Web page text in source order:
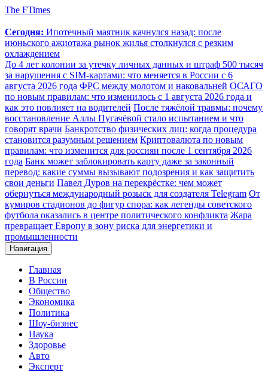
The FTimes
Сегодня: Ипотечный маятник качнулся назад: после
июньского ажиотажа рынок жилья столкнулся с резким
охлаждением
До 4 лет колонии за утечку личных данных и штраф 500 тысяч
за нарушения с SIM-картами: что меняется в России с 6
августа 2026 года ФРС между молотом и наковальней ОСАГО
по новым правилам: что изменилось с 1 августа 2026 года и
как это повлияет на водителей После тяжёлой травмы: почему
восстановление Аллы Пугачёвой стало испытанием и что
говорят врачи Банкротство физических лиц: когда процедура
становится разумным решением Криптовалюта по новым
правилам: что изменится для россиян после 1 сентября 2026
года Банк может заблокировать карту даже за законный
перевод: какие суммы вызывают подозрения и как защитить
свои деньги Павел Дуров на перекрёстке: чем может
обернуться международный розыск для создателя Telegram От
кумиров стадионов до фигур спора: как легенды советского
футбола оказались в центре политического конфликта Жара
превращает Европу в зону риска для энергетики и
промышленности
Навигация
Главная
В России
Общество
Экономика
Политика
Шоу-бизнес
Наука
Здоровье
Авто
Эксперт